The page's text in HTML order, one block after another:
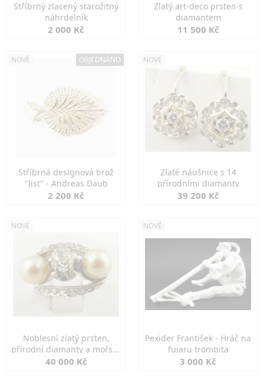
Stříbrný zlacený starožitný
náhrdelník
2 000 Kč
Zlatý art-deco prsten s
diamantem
11 500 Kč
NOVÉ OBJEDNÁNO
Stříbrná designová brož
"list" - Andreas Daub
2 200 Kč
NOVÉ
Zlaté náušnice s 14
přírodními diamanty
39 200 Kč
NOVÉ
Noblesní zlatý prsten,
přírodní diamanty a mořské
perly
40 000 Kč
NOVÉ
Pexider František - Hráč na
fujaru trombita
3 000 Kč